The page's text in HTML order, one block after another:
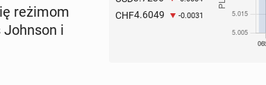
reżimom
i
CHF4.6049 -0.0031